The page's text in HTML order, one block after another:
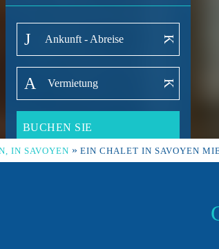
Ankunft - Abreise
IN SAVOYEN » EIN CHALET IN SAVOYEN